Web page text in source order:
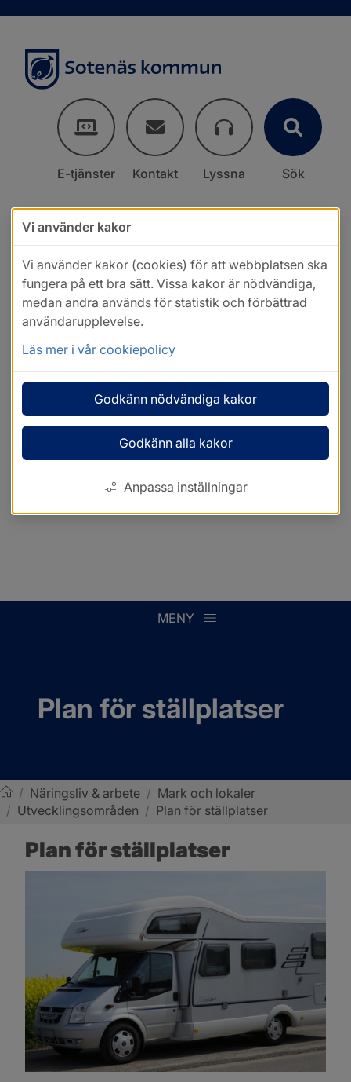
E-tjänster Kontakt Lyssna Sök
MENY
Plan för ställplatser
Sotenäs kommun
/ Näringsliv & arbete / Mark och lokaler
/ Utvecklingsområden / Plan för ställplatser
Plan för ställplatser
Vi använder kakor
Vi använder kakor (cookies) för att webbplatsen ska
fungera på ett bra sätt. Vissa kakor är nödvändiga,
medan andra används för statistik och förbättrad
användarupplevelse.
Läs mer i vår cookiepolicy
Godkänn nödvändiga kakor
Godkänn alla kakor
Anpassa inställningar